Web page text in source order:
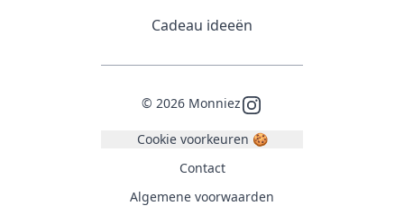
Cadeau ideeën
© 2026 MonniezInstagram
Cookie voorkeuren 🍪
Contact
Algemene voorwaarden